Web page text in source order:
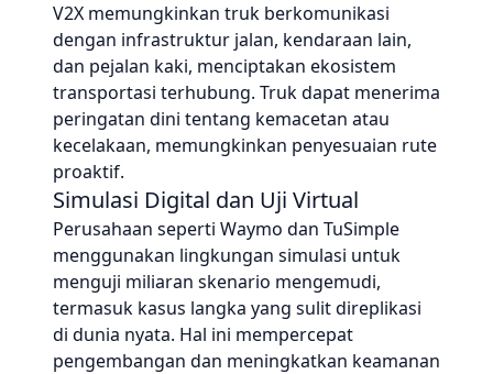
V2X memungkinkan truk berkomunikasi
dengan infrastruktur jalan, kendaraan lain,
dan pejalan kaki, menciptakan ekosistem
transportasi terhubung. Truk dapat menerima
peringatan dini tentang kemacetan atau
kecelakaan, memungkinkan penyesuaian rute
proaktif.
Simulasi Digital dan Uji Virtual
Perusahaan seperti Waymo dan TuSimple
menggunakan lingkungan simulasi untuk
menguji miliaran skenario mengemudi,
termasuk kasus langka yang sulit direplikasi
di dunia nyata. Hal ini mempercepat
pengembangan dan meningkatkan keamanan